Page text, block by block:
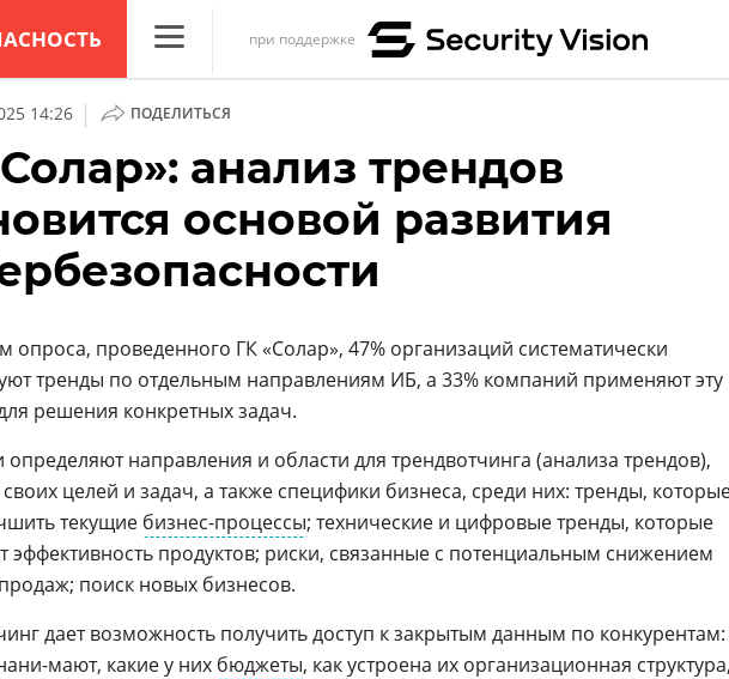
Конференции
Маркет
Техника
при поддержке
14:26 | ПОДЕЛИТЬСЯ
анализ трендов
основой развития
опроса, проведенного ГК «Солар», 47% организаций систематически
тренды по отдельным направлениям ИБ, а 33% компаний применяют эту
решения конкретных задач.
направления и области для трендвотчинга (анализа трендов),
своих целей и задач, а также специфики бизнеса, среди них: тренды,
текущие бизнес-процессы; технические и цифровые тренды, которые
продуктов; риски, связанные с потенциальным снижением
поиск новых бизнесов.
дает возможность получить доступ к закрытым данным по конкурентам:
мают, какие у них бюджеты, как устроена их организационная